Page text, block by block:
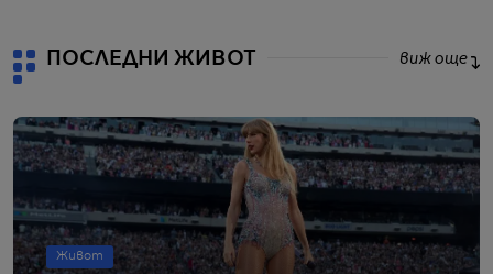
ПОСЛЕДНИ ЖИВОТ виж още
Живот